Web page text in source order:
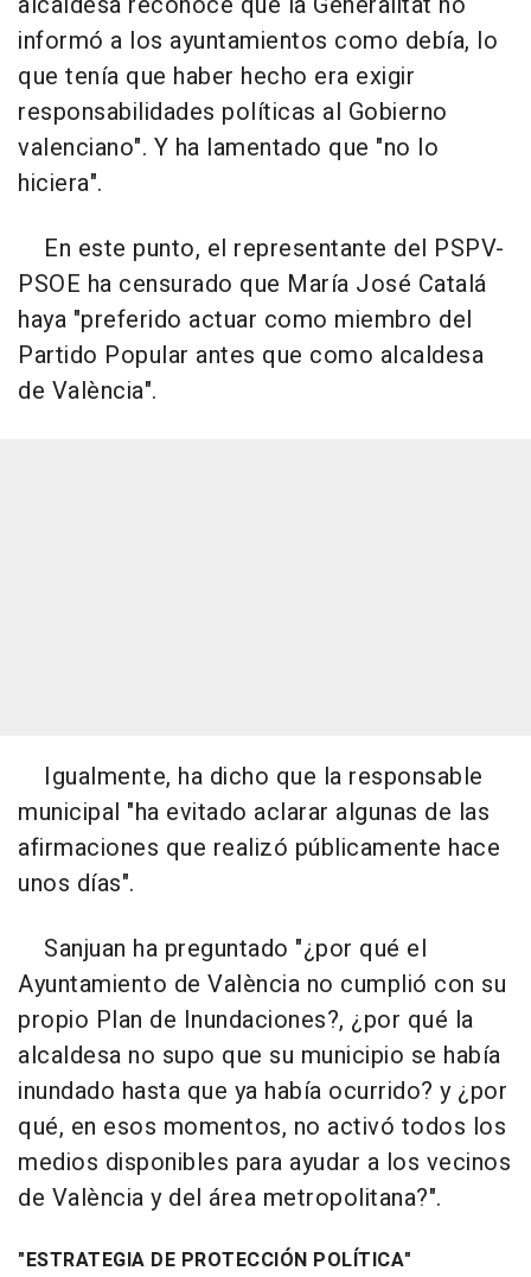
informó a los ayuntamientos como debía, lo
que tenía que haber hecho era exigir
responsabilidades políticas al Gobierno
valenciano". Y ha lamentado que "no lo
hiciera".
En este punto, el representante del PSPV-
PSOE ha censurado que María José Catalá
haya "preferido actuar como miembro del
Partido Popular antes que como alcaldesa
de València".
Igualmente, ha dicho que la responsable
municipal "ha evitado aclarar algunas de las
afirmaciones que realizó públicamente hace
unos días".
Sanjuan ha preguntado "¿por qué el
Ayuntamiento de València no cumplió con su
propio Plan de Inundaciones?, ¿por qué la
alcaldesa no supo que su municipio se había
inundado hasta que ya había ocurrido? y ¿por
qué, en esos momentos, no activó todos los
medios disponibles para ayudar a los vecinos
de València y del área metropolitana?".
"ESTRATEGIA DE PROTECCIÓN POLÍTICA"